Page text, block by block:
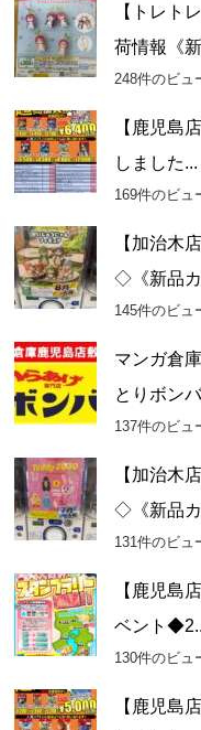
【トレト
荷情報《
248件のビュ
【鹿児島
しました...
169件のビュ
【加治木
◇《新品
145件のビュ
マンガ倉
とりボン
137件のビュ
【加治木
◇《新品
131件のビュ
【鹿児島
ベント
130件のビュ
【鹿児島